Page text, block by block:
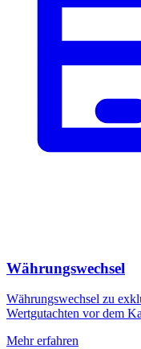
Währungswechsel
Währungswechsel zu
Wertgutachten vor dem
Mehr erfahren